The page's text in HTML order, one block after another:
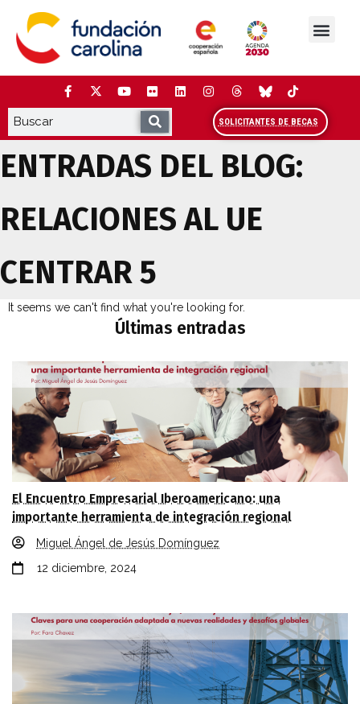
contenido
SOLICITANTES DE BECAS
ENTRADAS DEL BLOG:
RELACIONES AL UE
CENTRAR 5
RELACIÓN DE AUTORES QUE COLABORAN EN
It seems we can't find what you're looking for.
Últimas entradas
El Encuentro Empresarial Iberoamericano: una
importante herramienta de integración regional
Miguel Ángel de Jesús Domínguez
12 diciembre, 2024